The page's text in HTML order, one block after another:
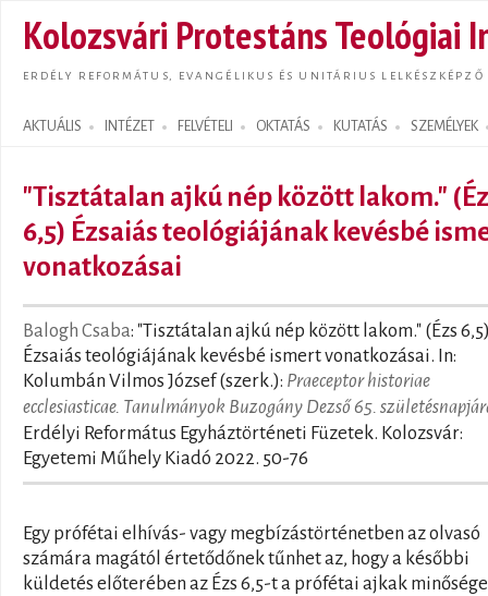
Kolozsvári Protestáns Teológiai
ERDÉLY REFORMÁTUS, EVANGÉLIKUS ÉS UNITÁRIUS LELKÉSZKÉPZŐ
AKTUÁLIS INTÉZET FELVÉTELI OKTATÁS KUTATÁS SZEMÉLYEK
Search form
"Tisztátalan ajkú nép között lakom."
6,5) Ézsaiás teológiájának kevésbé
vonatkozásai
Balogh Csaba: "Tisztátalan ajkú nép között lakom." (Ézs
Ézsaiás teológiájának kevésbé ismert vonatkozásai. In:
Kolumbán Vilmos József (szerk.): Praeceptor historiae
ecclesiasticae. Tanulmányok Buzogány Dezső 65.
Erdélyi Református Egyháztörténeti Füzetek. Kolozsvár:
Egyetemi Műhely Kiadó 2022. 50-76
Egy prófétai elhívás- vagy megbízástörténetben az olvasó
számára magától értetődőnek tűnhet az, hogy a későbbi
küldetés előterében az Ézs 6,5-t a prófétai ajkak minősége